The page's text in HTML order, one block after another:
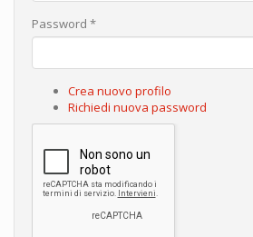
Password *
Crea nuovo profilo
Richiedi nuova password